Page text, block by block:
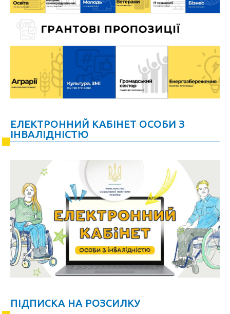
ЕЛЕКТРОННИЙ КАБІНЕТ ОСОБИ З
ІНВАЛІДНІСТЮ
ПІДПИСКА НА РОЗСИЛКУ